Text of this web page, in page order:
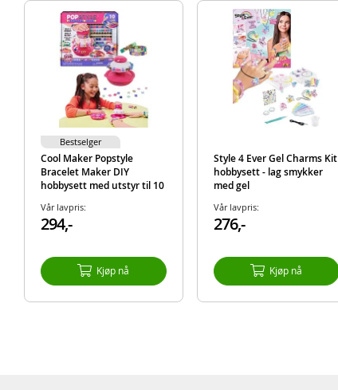
Cool Maker Popstyle
Bracelet Maker DIY
hobbysett med utstyr til 10
Vår lavpris:
294,-
Kjøp nå
Bestselger
Style 4 Ever Gel Charms Kit
hobbysett - lag smykker
med gel
Vår lavpris:
276,-
Kjøp nå